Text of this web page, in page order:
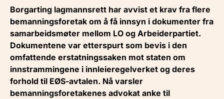
Borgarting lagmannsrett har avvist et krav fra flere
bemanningsforetak om å få innsyn i dokumenter fra
samarbeidsmøter mellom LO og Arbeiderpartiet.
Dokumentene var etterspurt som bevis i den
omfattende erstatningssaken mot staten om
innstrammingene i innleieregelverket og deres
forhold til EØS-avtalen. Nå varsler
bemanningsforetakenes advokat anke til